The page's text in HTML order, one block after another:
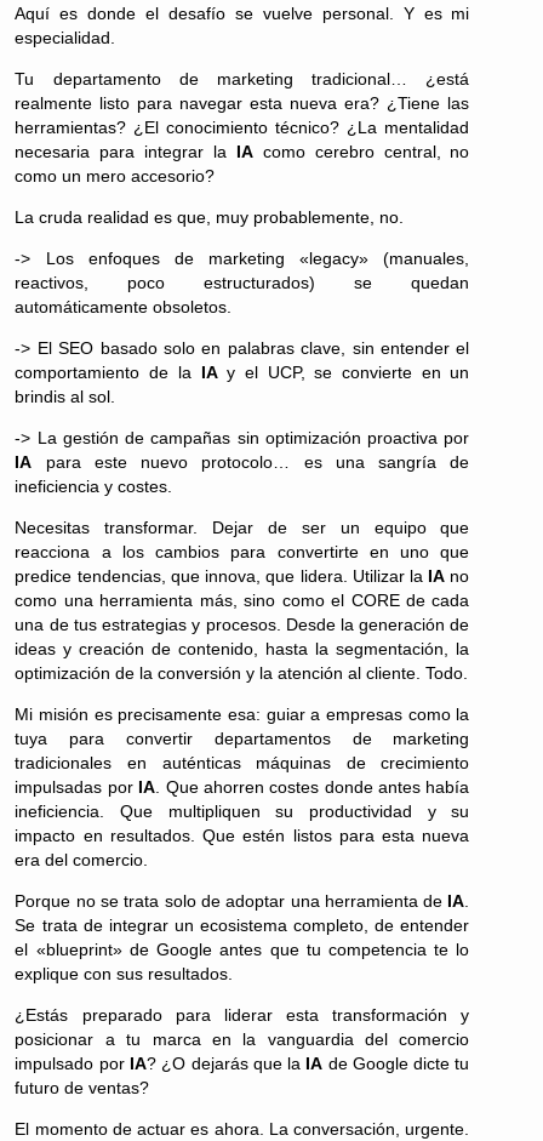
Aquí es donde el desafío se vuelve personal. Y es mi
especialidad.
Tu departamento de marketing tradicional… ¿está
realmente listo para navegar esta nueva era? ¿Tiene las
herramientas? ¿El conocimiento técnico? ¿La mentalidad
necesaria para integrar la IAcomo cerebro central, no
como un mero accesorio?
La cruda realidad es que, muy probablemente, no.
-> Los enfoques de marketing «legacy» (manuales,
reactivos, poco estructurados) se quedan
automáticamente obsoletos.
-> El SEO basado solo en palabras clave, sin entender el
comportamiento de la IAy el UCP, se convierte en un
brindis al sol.
-> La gestión de campañas sin optimización proactiva por
IA para este nuevo protocolo… es una sangría de
ineficiencia y costes.
Necesitas transformar. Dejar de ser un equipo que
reacciona a los cambios para convertirte en uno que
predice tendencias, que innova, que lidera. Utilizar la IA no
como una herramienta más, sino como el CORE de cada
una de tus estrategias y procesos. Desde la generación de
ideas y creación de contenido, hasta la segmentación, la
optimización de la conversión y la atención al cliente. Todo.
Mi misión es precisamente esa: guiar a empresas como la
tuya para convertir departamentos de marketing
tradicionales en auténticas máquinas de crecimiento
impulsadas por IA . Que ahorren costes donde antes había
ineficiencia. Que multipliquen su productividad y su
impacto en resultados. Que estén listos para esta nueva
era del comercio.
Porque no se trata solo de adoptar una herramienta de IA
Se trata de integrar un ecosistema completo, de entender
el «blueprint» de Google antes que tu competencia te lo
explique con sus resultados.
¿Estás preparado para liderar esta transformación y
posicionar a tu marca en la vanguardia del comercio
impulsado por IA? ¿O dejarás que la IA de Google dicte tu
futuro de ventas?
El momento de actuar es ahora. La conversación, urgente.